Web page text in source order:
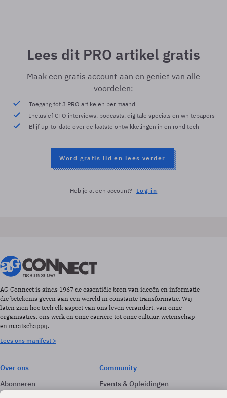
Lees dit PRO artikel gratis
Maak een gratis account aan en geniet van alle
voordelen:
Toegang tot 3 PRO artikelen per maand
Inclusief CTO interviews, podcasts, digitale specials en whitepapers
Blijf up-to-date over de laatste ontwikkelingen in en rond tech
Word gratis lid en lees verder
Heb je al een account? Log in
AG Connect is sinds 1967 de essentiële bron van ideeën en informatie
die betekenis geven aan een wereld in constante transformatie. Wij
laten zien hoe tech elk aspect van ons leven verandert, van onze
organisaties, ons werk en onze carrière tot onze cultuur, wetenschap
en maatschappij.
Lees ons manifest >
Over ons
Abonneren
Adverteren
Community
Events & Opleidingen